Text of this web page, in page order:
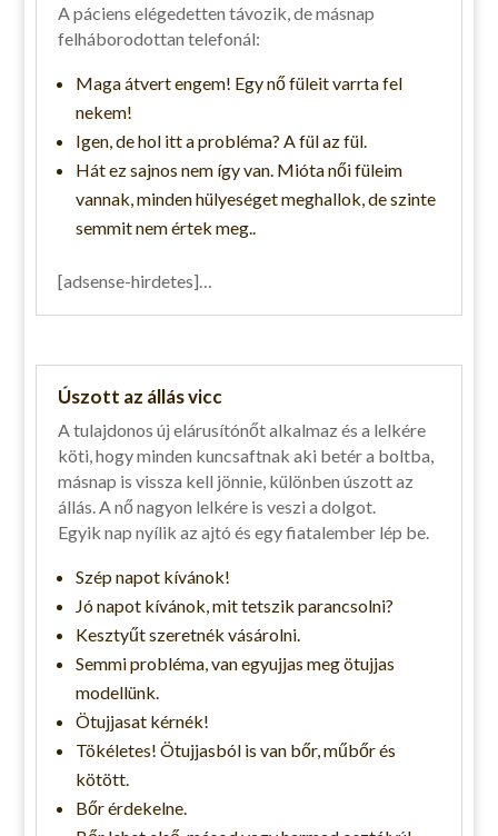
A páciens elégedetten távozik, de másnap
felháborodottan telefonál:
Maga átvert engem! Egy nő füleit varrta fel
nekem!
Igen, de hol itt a probléma? A fül az fül.
Hát ez sajnos nem így van. Mióta női füleim
vannak, minden hülyeséget meghallok, de szinte
semmit nem értek meg..
[adsense-hirdetes]…
Úszott az állás vicc
A tulajdonos új elárusítónőt alkalmaz és a lelkére
köti, hogy minden kuncsaftnak aki betér a boltba,
másnap is vissza kell jönnie, különben úszott az
állás. A nő nagyon lelkére is veszi a dolgot.
Egyik nap nyílik az ajtó és egy fiatalember lép be.
Szép napot kívánok!
Jó napot kívánok, mit tetszik parancsolni?
Kesztyűt szeretnék vásárolni.
Semmi probléma, van egyujjas meg ötujjas
modellünk.
Ötujjasat kérnék!
Tökéletes! Ötujjasból is van bőr, műbőr és
kötött.
Bőr érdekelne.